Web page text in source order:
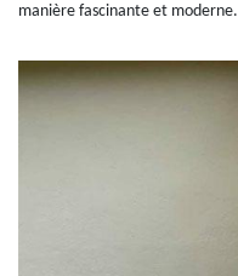
manière fascinante et moderne.